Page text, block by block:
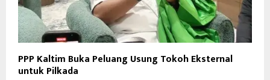
PPP Kaltim Buka Peluang Usung Tokoh Eksternal
untuk Pilkada